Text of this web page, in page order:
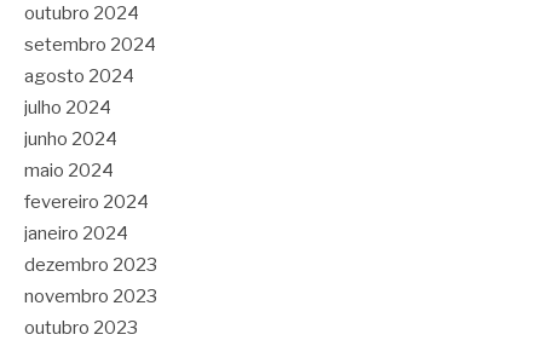
outubro 2024
setembro 2024
agosto 2024
julho 2024
junho 2024
maio 2024
fevereiro 2024
janeiro 2024
dezembro 2023
novembro 2023
outubro 2023